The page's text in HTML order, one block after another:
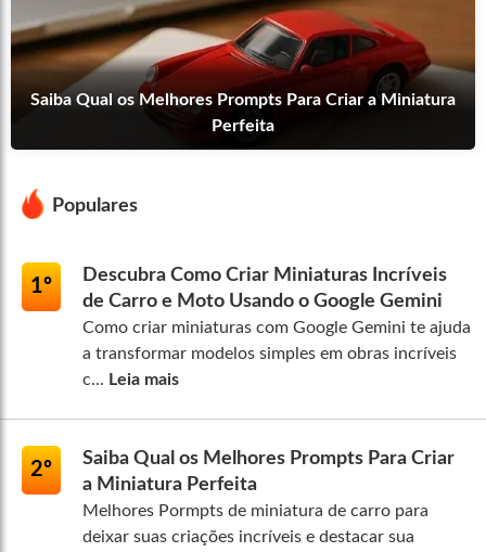
Saiba Qual os Melhores Prompts Para Criar a Miniatura
Perfeita
Populares
1º
Descubra Como Criar Miniaturas Incríveis
de Carro e Moto Usando o Google Gemini
Como criar miniaturas com Google Gemini te ajuda
a transformar modelos simples em obras incríveis
c... Leia mais
2º
Saiba Qual os Melhores Prompts Para Criar
a Miniatura Perfeita
Melhores Pormpts de miniatura de carro para
deixar suas criações incríveis e destacar sua